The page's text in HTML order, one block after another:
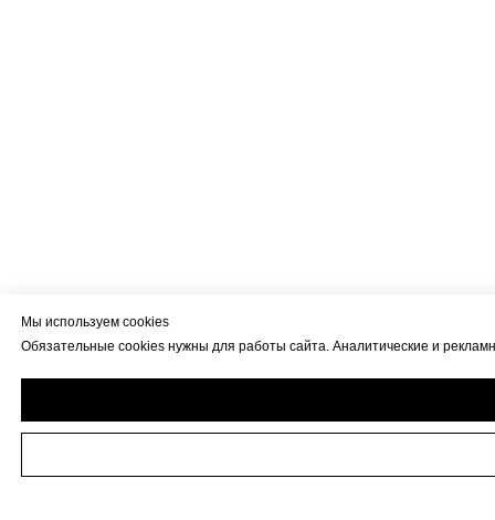
Мы используем cookies
Обязательные cookies нужны для работы сайта. Аналитические и